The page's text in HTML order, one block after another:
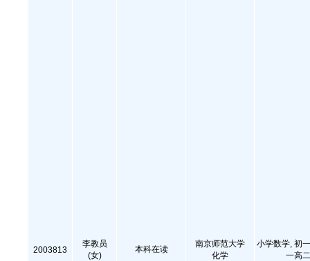
2003813
李教员
(女)
本科在读
南京师范大学
化学
小学数学, 初
一高